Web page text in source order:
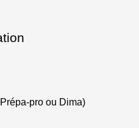
pro ou Dima)